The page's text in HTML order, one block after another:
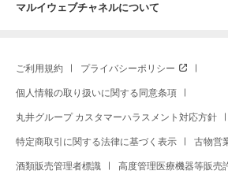
マルイウェブチャネルについて
ご利用規約 プライバシーポリシー
個人情報の取り扱いに関する同意条項
丸井グループ カスタマーハラスメント対応方針
特定商取引に関する法律に基づく表示 古物営
酒類販売管理者標識 高度管理医療機器等販売